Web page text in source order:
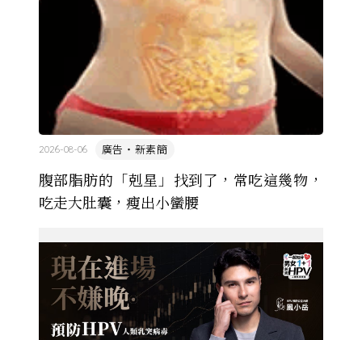
腹部脂肪的「剋星」找到了，常吃這幾物，
吃走大肚囊，瘦出小蠻腰
廣告・新素簡
2026-08-06